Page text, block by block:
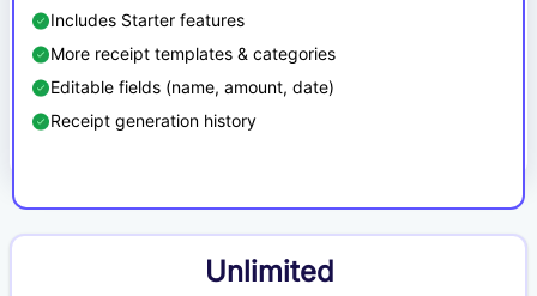
Includes Starter features
More receipt templates & categories
Editable fields (name, amount, date)
Receipt generation history
Unlimited